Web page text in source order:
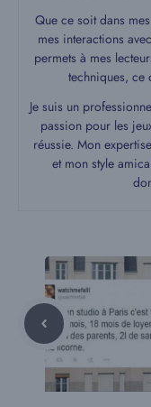
Que ce soit dans
mes interactions
permets à mes
techniques, ce
Je suis un
passion pour les
réussie. Mon
et mon style